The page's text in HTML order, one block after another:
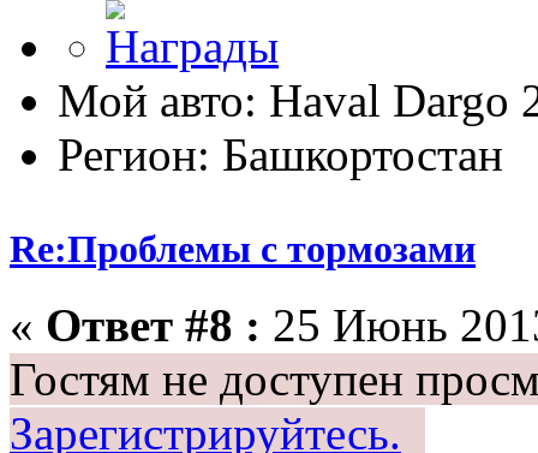
Мой авто: Haval Dargo
Регион: Башкортостан
Re:Проблемы с тормозами
« Ответ #8 : 25 Июнь
Гостям не доступен
Зарегистрируйтесь.